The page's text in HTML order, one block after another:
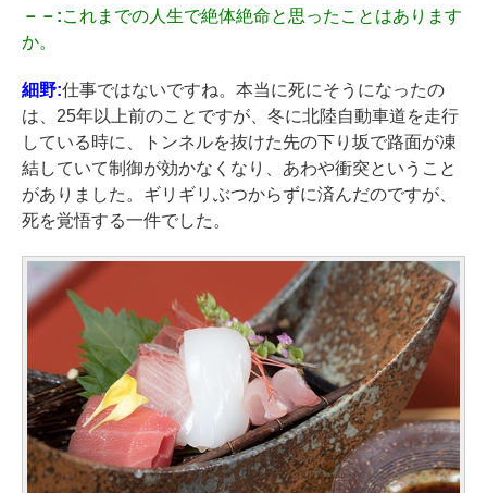
－－:これまでの人生で絶体絶命と思ったことはあります
か。
細野:仕事ではないですね。本当に死にそうになったの
は、25年以上前のことですが、冬に北陸自動車道を走行
している時に、トンネルを抜けた先の下り坂で路面が凍
結していて制御が効かなくなり、あわや衝突ということ
がありました。ギリギリぶつからずに済んだのですが、
死を覚悟する一件でした。